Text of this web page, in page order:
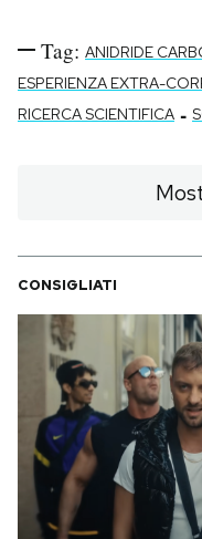
Tag: ANIDRIDE
ESPERIENZA EXTRA-
RICERCA SCIENTIFICA -
CONSIGLIATI